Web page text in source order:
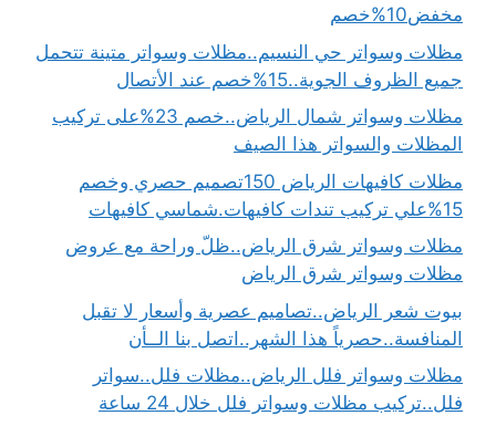
مخفض10%خصم
مظلات وسواتر حي النسيم..مظلات وسواتر متينة تتحمل
جميع الظروف الجوية..15%خصم عند الأتصال
مظلات وسواتر شمال الرياض..خصم 23%على تركيب
المظلات والسواتر هذا الصيف
مظلات كافيهات الرياض 150تصميم حصري وخصم
15%علي تركيب تندات كافيهات.شماسي كافيهات
مظلات وسواتر شرق الرياض..ظلّ وراحة مع عروض
مظلات وسواتر شرق الرياض
بيوت شعر الرياض..تصاميم عصرية وأسعار لا تقبل
المنافسة..حصرياً هذا الشهر..اتصل بنا الــأن
مظلات وسواتر فلل الرياض..مظلات فلل..سواتر
فلل..تركيب مظلات وسواتر فلل خلال 24 ساعة